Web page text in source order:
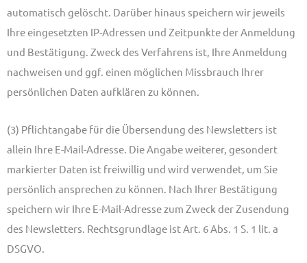
automatisch gelöscht. Darüber hinaus speichern wir jeweils
Ihre eingesetzten IP-Adressen und Zeitpunkte der Anmeldung
und Bestätigung. Zweck des Verfahrens ist, Ihre Anmeldung
nachweisen und ggf. einen möglichen Missbrauch Ihrer
persönlichen Daten aufklären zu können.
(3) Pflichtangabe für die Übersendung des Newsletters ist
allein Ihre E-Mail-Adresse. Die Angabe weiterer, gesondert
markierter Daten ist freiwillig und wird verwendet, um Sie
persönlich ansprechen zu können. Nach Ihrer Bestätigung
speichern wir Ihre E-Mail-Adresse zum Zweck der Zusendung
des Newsletters. Rechtsgrundlage ist Art. 6 Abs. 1 S. 1 lit. a
DSGVO.